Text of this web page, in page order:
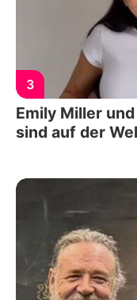
3
Emily Miller
sind auf der